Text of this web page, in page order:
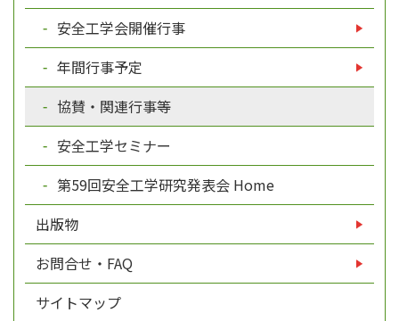
安全工学会開催行事
年間行事予定
協賛・関連行事等
安全工学セミナー
第59回安全工学研究発表会 Home
出版物
お問合せ・FAQ
サイトマップ